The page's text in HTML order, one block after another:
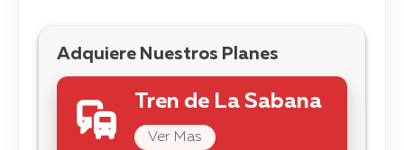
Adquiere Nuestros Planes
Tren de La Sabana
Ver Mas